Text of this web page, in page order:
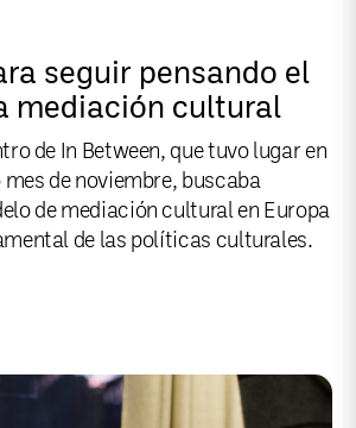
seguir pensando el
mediación cultural
de In Between, que tuvo lugar en
de noviembre, buscaba
de mediación cultural en Europa
de las políticas culturales.